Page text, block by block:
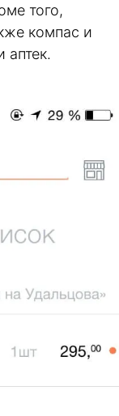
того,
компас и
аптек.